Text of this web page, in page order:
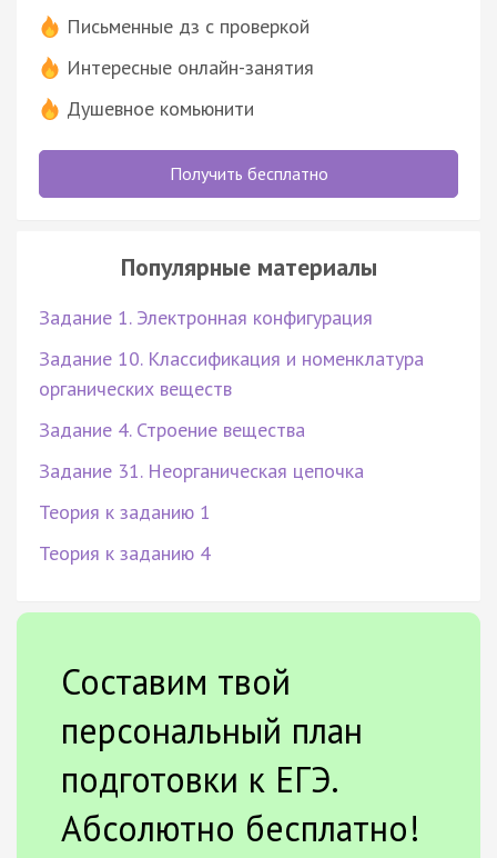
Письменные дз с проверкой
Интересные онлайн-занятия
Душевное комьюнити
Получить бесплатно
Популярные материалы
Задание 1. Электронная конфигурация
Задание 10. Классификация и номенклатура
органических веществ
Задание 4. Строение вещества
Задание 31. Неорганическая цепочка
Теория к заданию 1
Теория к заданию 4
Составим твой
персональный план
подготовки к ЕГЭ.
Абсолютно бесплатно!